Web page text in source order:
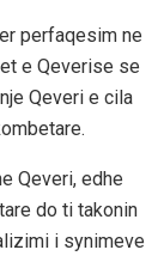
perfaqesim ne
e Qeverise se
Qeveri e cila
Qeveri, edhe
do ti takonin
i synimeve